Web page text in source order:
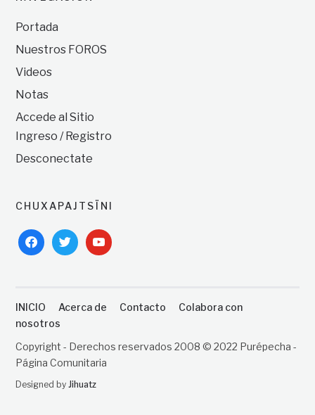
Portada
Nuestros FOROS
Videos
Notas
Accede al Sitio
Ingreso / Registro
Desconectate
CHUXAPAJTSÏNI
facebooktwitteryoutube
INICIO Acerca de Contacto
Colabora con
nosotros
Copyright - Derechos reservados 2008 © 2022 Purépecha -
Página Comunitaria
Designed byJihuatz